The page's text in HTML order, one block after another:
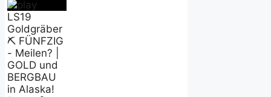
LS19
Goldgräber
⛏️ FÜNFZIG
- Meilen? |
GOLD und
BERGBAU
in Alaska!